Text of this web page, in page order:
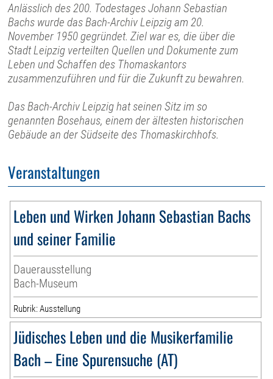
Anlässlich des 200. Todestages Johann Sebastian
Bachs wurde das Bach-Archiv Leipzig am 20.
November 1950 gegründet. Ziel war es, die über die
Stadt Leipzig verteilten Quellen und Dokumente zum
Leben und Schaffen des Thomaskantors
zusammenzuführen und für die Zukunft zu bewahren.
Das Bach-Archiv Leipzig hat seinen Sitz im so
genannten Bosehaus, einem der ältesten historischen
Gebäude an der Südseite des Thomaskirchhofs.
Veranstaltungen
Leben und Wirken Johann Sebastian Bachs
und seiner Familie
Dauerausstellung
Bach-Museum
Rubrik: Ausstellung
Jüdisches Leben und die Musikerfamilie
Bach – Eine Spurensuche (AT)